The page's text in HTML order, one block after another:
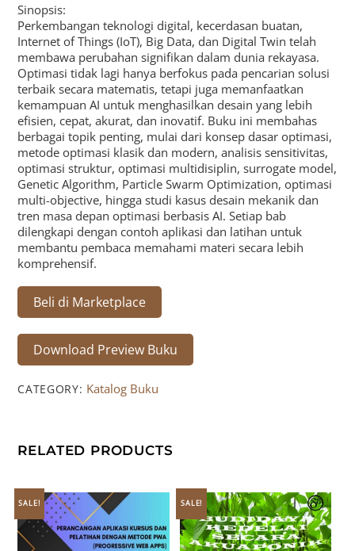
Sinopsis:
Perkembangan teknologi digital, kecerdasan buatan,
Internet of Things (IoT), Big Data, dan Digital Twin telah
membawa perubahan signifikan dalam dunia rekayasa.
Optimasi tidak lagi hanya berfokus pada pencarian solusi
terbaik secara matematis, tetapi juga memanfaatkan
kemampuan AI untuk menghasilkan desain yang lebih
efisien, cepat, akurat, dan inovatif. Buku ini membahas
berbagai topik penting, mulai dari konsep dasar optimasi,
metode optimasi klasik dan modern, analisis sensitivitas,
optimasi struktur, optimasi multidisiplin, surrogate model,
Genetic Algorithm, Particle Swarm Optimization, optimasi
multi-objective, hingga studi kasus desain mekanik dan
tren masa depan optimasi berbasis AI. Setiap bab
dilengkapi dengan contoh aplikasi dan latihan untuk
membantu pembaca memahami materi secara lebih
komprehensif.
Beli di Marketplace
Download Preview Buku
CATEGORY: Katalog Buku
RELATED PRODUCTS
SALE! SALE!